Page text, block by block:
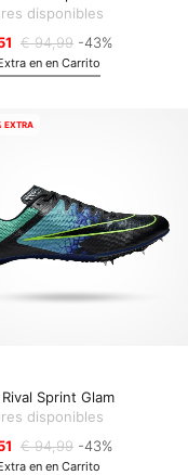
disponibles
€ 94,99 -43%
en en Carrito
Sprint Glam
disponibles
€ 94,99 -43%
en en Carrito
EXTRA